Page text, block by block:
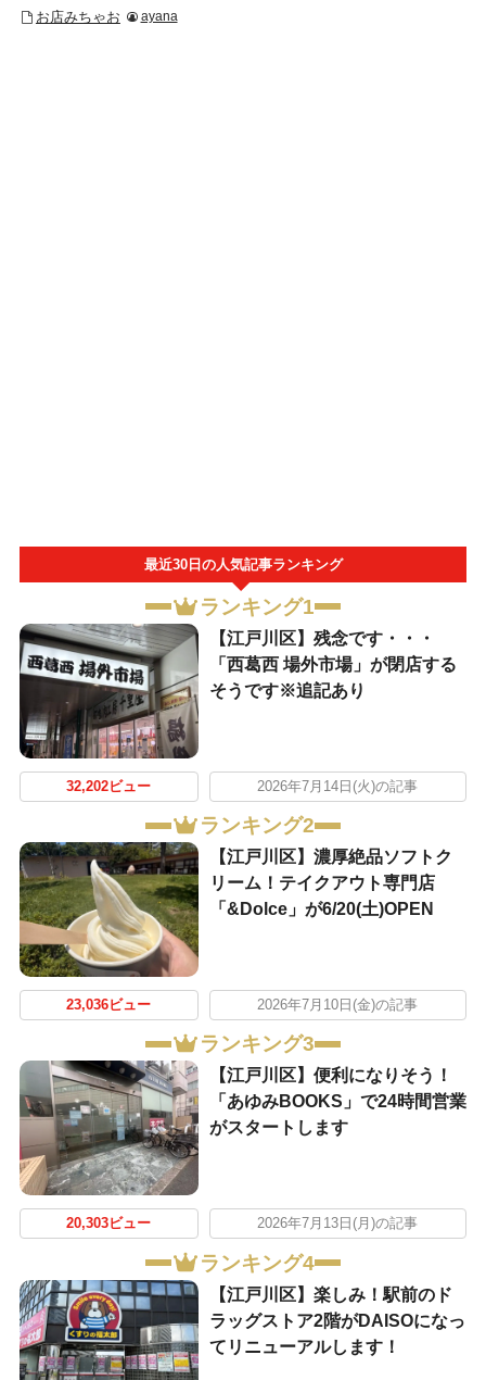
お店みちゃお ayana
最近30日の人気記事ランキング
ランキング1
【江戸川区】残念です・・・
「西葛西 場外市場」が閉店する
そうです※追記あり
32,202ビュー 2026年7月14日(火)の記事
ランキング2
【江戸川区】濃厚絶品ソフトク
リーム！テイクアウト専門店
「&Dolce」が6/20(土)OPEN
23,036ビュー 2026年7月10日(金)の記事
ランキング3
【江戸川区】便利になりそう！
「あゆみBOOKS」で24時間営業
がスタートします
20,303ビュー 2026年7月13日(月)の記事
ランキング4
【江戸川区】楽しみ！駅前のド
ラッグストア2階がDAISOになっ
てリニューアルします！